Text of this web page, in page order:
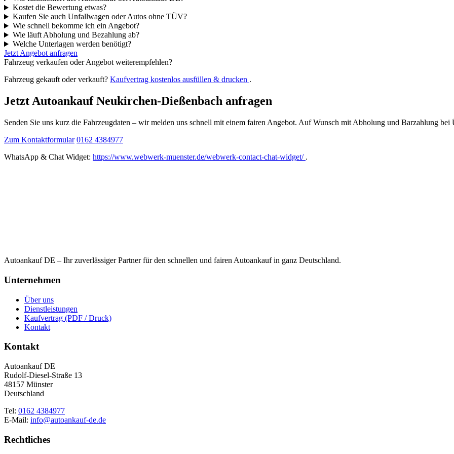
Kostet die Bewertung etwas?
Kaufen Sie auch Unfallwagen oder Autos ohne TÜV?
Wie schnell bekomme ich ein Angebot?
Wie läuft Abholung und Bezahlung ab?
Welche Unterlagen werden benötigt?
Jetzt Angebot anfragen
Fahrzeug verkaufen oder Angebot weiterempfehlen?
Fahrzeug gekauft oder verkauft? Kaufvertrag kostenlos ausfüllen & drucken .
Jetzt Autoankauf Neukirchen-Dießenbach anfragen
Senden Sie uns kurz die Fahrzeugdaten – wir melden uns schnell mit einem fairen Angebot. Auf Wunsch mit Abholung und Barzahlung bei
Zum Kontaktformular 0162 4384977
WhatsApp & Chat Widget: https://www.webwerk-muenster.de/webwerk-contact-chat-widget/ .
Autoankauf DE – Ihr zuverlässiger Partner für den schnellen und fairen Autoankauf in ganz Deutschland.
Unternehmen
Über uns
Dienstleistungen
Kaufvertrag (PDF / Druck)
Kontakt
Kontakt
Autoankauf DE
Rudolf-Diesel-Straße 13
48157 Münster
Deutschland
Tel: 0162 4384977
E-Mail: info@autoankauf-de.de
Rechtliches